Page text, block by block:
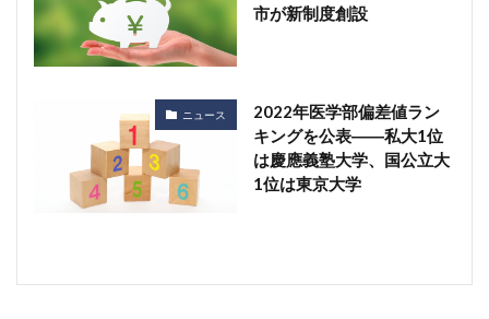
市が新制度創設
ニュース
2022年医学部偏差値ラン
キングを公表――私大1位
は慶應義塾大学、国公立大
1位は東京大学